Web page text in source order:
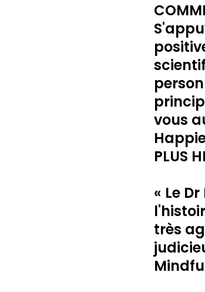
vous
PLUS
« Le
très